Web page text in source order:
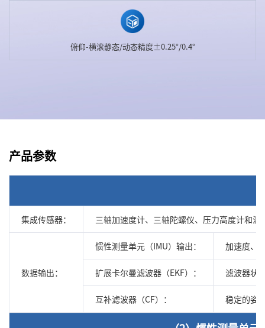
俯仰-横滚静态/动态精度±0.25°/0.4°
产品参数
集成传感器： 三轴加速度计、三轴陀螺仪、压力高度计和温
数据输出：
惯性测量单元（IMU）输出： 加速度、
扩展卡尔曼滤波器（EKF）： 滤波器状
互补滤波器（CF）： 稳定的姿